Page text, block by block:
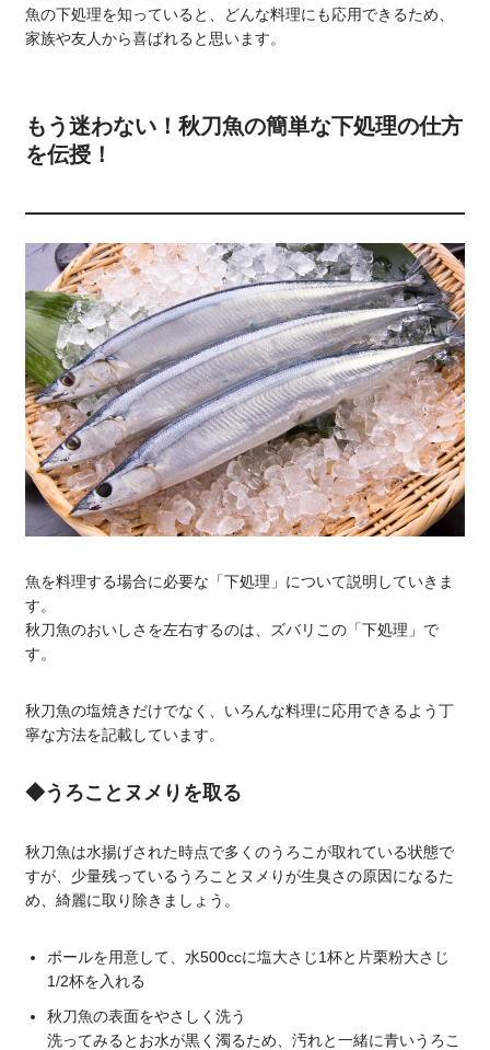
魚の下処理を知っていると、どんな料理にも応用できるため、
家族や友人から喜ばれると思います。
もう迷わない！秋刀魚の簡単な下処理の仕方
を伝授！
魚を料理する場合に必要な「下処理」について説明していきま
す。
秋刀魚のおいしさを左右するのは、ズバリこの「下処理」で
す。
秋刀魚の塩焼きだけでなく、いろんな料理に応用できるよう丁
寧な方法を記載しています。
◆うろことヌメりを取る
秋刀魚は水揚げされた時点で多くのうろこが取れている状態で
すが、少量残っているうろことヌメりが生臭さの原因になるた
め、綺麗に取り除きましょう。
ボールを用意して、水500ccに塩大さじ1杯と片栗粉大さじ
1/2杯を入れる
秋刀魚の表面をやさしく洗う
洗ってみるとお水が黒く濁るため、汚れと一緒に青いうろこ